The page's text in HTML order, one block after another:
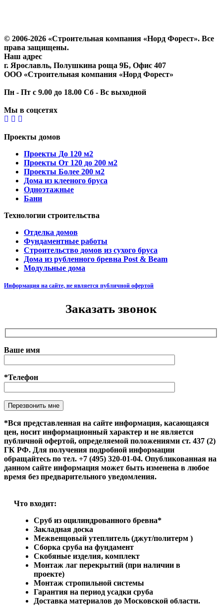
© 2006-2026 «Строительная компания «Норд Форест». Все
права защищены.
Наш адрес
г. Ярославль, Полушкина роща 9Б, Офис 407
ООО «Строительная компания «Норд Форест»
Пн - Пт с 9.00 до 18.00 Сб - Вс выходной
Мы в соцсетях
Проекты домов
Проекты До 120 м2
Проекты От 120 до 200 м2
Проекты Более 200 м2
Дома из клееного бруса
Одноэтажные
Бани
Технологии строительства
Отделка домов
Фундаментные работы
Строительство домов из сухого бруса
Дома из рубленного бревна Post & Beam
Модульные дома
Информация на сайте, не является публичной офертой
Заказать звонок
Ваше имя
*Телефон
Оставьте это поле пустым.
*Вся представленная на сайте информация, касающаяся
цен, носит информационный характер и не является
публичной офертой, определяемой положениями ст. 437 (2)
ГК РФ. Для получения подробной информации
обращайтесь по тел. +7 (495) 320-01-04. Опубликованная на
данном сайте информация может быть изменена в любое
время без предварительного уведомления.
Что входит:
Сруб из оцилиндрованного бревна*
Закладная доска
Межвенцовый утеплитель (джут/политерм )
Сборка сруба на фундамент
Скобяные изделия, комплект
Монтаж лаг перекрытий (при наличии в
проекте)
Монтаж стропильной системы
Гарантия на период усадки сруба
Доставка материалов до Московской области.